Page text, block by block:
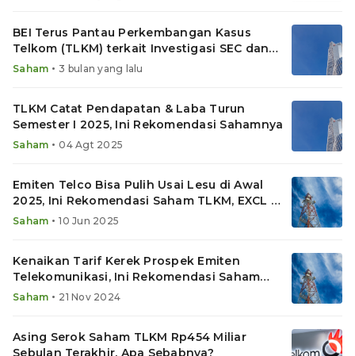
BEI Terus Pantau Perkembangan Kasus
Telkom (TLKM) terkait Investigasi SEC dan
DOJ AS
Saham • 3 bulan yang lalu
TLKM Catat Pendapatan & Laba Turun
Semester I 2025, Ini Rekomendasi Sahamnya
Saham • 04 Agt 2025
Emiten Telco Bisa Pulih Usai Lesu di Awal
2025, Ini Rekomendasi Saham TLKM, EXCL &
ISAT
Saham • 10 Jun 2025
Kenaikan Tarif Kerek Prospek Emiten
Telekomunikasi, Ini Rekomendasi Saham
TLKM, ISAT dan EXCL
Saham • 21 Nov 2024
Asing Serok Saham TLKM Rp454 Miliar
Sebulan Terakhir, Apa Sebabnya?